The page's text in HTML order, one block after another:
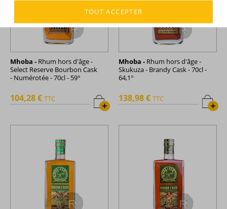
Mhoba - Rhum hors d'âge -
Select Reserve Bourbon Cask
- Numérotée - 70cl - 59°
+
104,28 € TTC
Mhoba - Rhum hors d'âge -
Skukuza - Brandy Cask - 70cl -
64,1°
+
138,98 € TTC
TOUT ACCEPTER